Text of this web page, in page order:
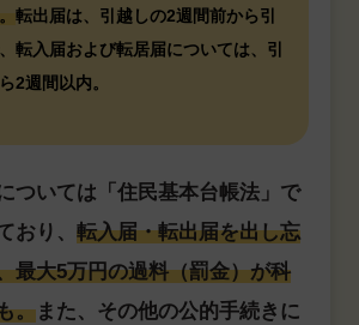
転出届は、引越しの2週間前から引
転入届および転居届については、引
2週間以内。
ついては「住民基本台帳法」で
おり、 転入届・転出届を出し忘
最大5万円の過料（罰金）が科
。また、その他の公的手続きに